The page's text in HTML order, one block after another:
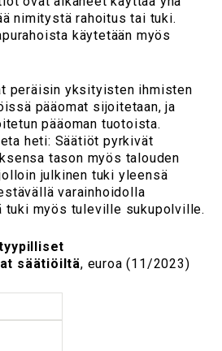
nimitystä rahoitus tai tuki.
käytetään myös
peräisin yksityisten ihmisten
pääomat sijoitetaan, ja
pääoman tuotoista.
heti: Säätiöt pyrkivät
tason myös talouden
julkinen tuki yleensä
varainhoidolla
tuki myös tuleville sukupolville.
säätiöiltä, euroa (11/2023)